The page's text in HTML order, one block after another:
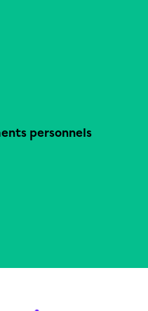
personnels